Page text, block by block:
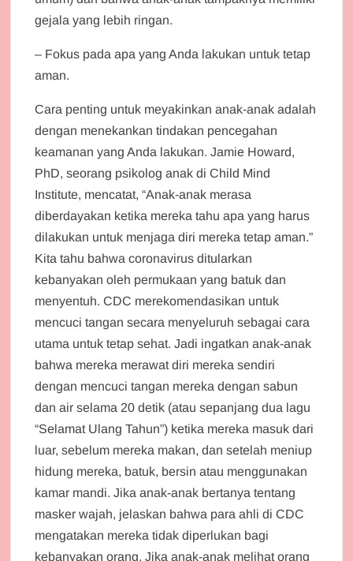
gejala yang lebih ringan.
– Fokus pada apa yang Anda lakukan untuk tetap
aman.
Cara penting untuk meyakinkan anak-anak adalah
dengan menekankan tindakan pencegahan
keamanan yang Anda lakukan. Jamie Howard,
PhD, seorang psikolog anak di Child Mind
Institute, mencatat, “Anak-anak merasa
diberdayakan ketika mereka tahu apa yang harus
dilakukan untuk menjaga diri mereka tetap aman.”
Kita tahu bahwa coronavirus ditularkan
kebanyakan oleh permukaan yang batuk dan
menyentuh. CDC merekomendasikan untuk
mencuci tangan secara menyeluruh sebagai cara
utama untuk tetap sehat. Jadi ingatkan anak-anak
bahwa mereka merawat diri mereka sendiri
dengan mencuci tangan mereka dengan sabun
dan air selama 20 detik (atau sepanjang dua lagu
“Selamat Ulang Tahun”) ketika mereka masuk dari
luar, sebelum mereka makan, dan setelah meniup
hidung mereka, batuk, bersin atau menggunakan
kamar mandi. Jika anak-anak bertanya tentang
masker wajah, jelaskan bahwa para ahli di CDC
mengatakan mereka tidak diperlukan bagi
kebanyakan orang. Jika anak-anak melihat orang